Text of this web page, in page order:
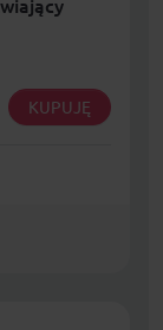
KUPUJĘ